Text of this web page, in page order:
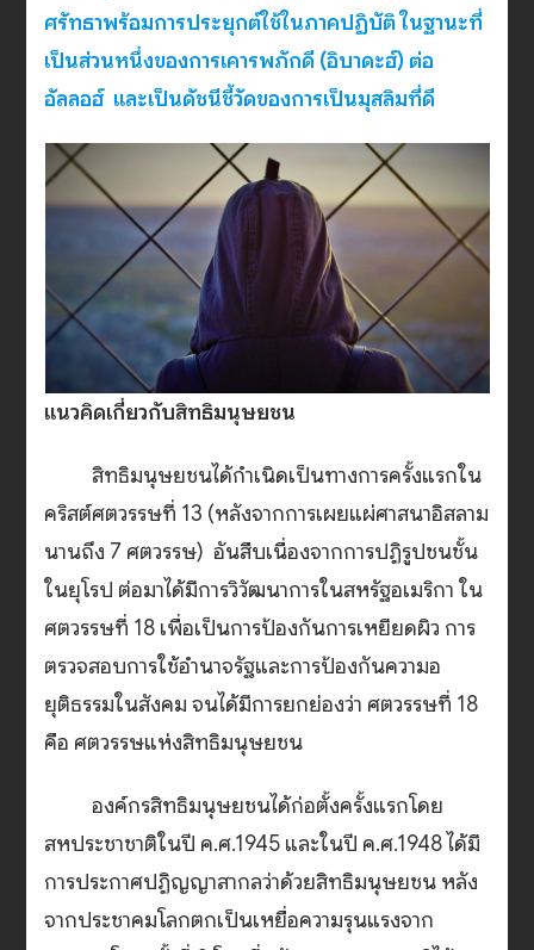
ศรัทธาพร้อมการประยุกต์ใช้ในภาคปฏิบัติ ในฐานะที่
เป็นส่วนหนึ่งของการเคารพภักดี (อิบาดะฮ์) ต่อ
อัลลอฮ์ และเป็นดัชนีชี้วัดของการเป็นมุสลิมที่ดี
แนวคิดเกี่ยวกับสิทธิมนุษยชน
สิทธิมนุษยชนได้กำเนิดเป็นทางการครั้งแรกใน
คริสต์ศตวรรษที่ 13 (หลังจากการเผยแผ่ศาสนาอิสลาม
นานถึง 7 ศตวรรษ) อันสืบเนื่องจากการปฏิรูปชนชั้น
ในยุโรป ต่อมาได้มีการวิวัฒนาการในสหรัฐอเมริกา ใน
ศตวรรษที่ 18 เพื่อเป็นการป้องกันการเหยียดผิว การ
ตรวจสอบการใช้อำนาจรัฐและการป้องกันความอ
ยุติธรรมในสังคม จนได้มีการยกย่องว่า ศตวรรษที่ 18
คือ ศตวรรษแห่งสิทธิมนุษยชน
องค์กรสิทธิมนุษยชนได้ก่อตั้งครั้งแรกโดย
สหประชาชาติในปี ค.ศ.1945 และในปี ค.ศ.1948 ได้มี
การประกาศปฏิญญาสากลว่าด้วยสิทธิมนุษยชน หลัง
จากประชาคมโลกตกเป็นเหยื่อความรุนแรงจาก